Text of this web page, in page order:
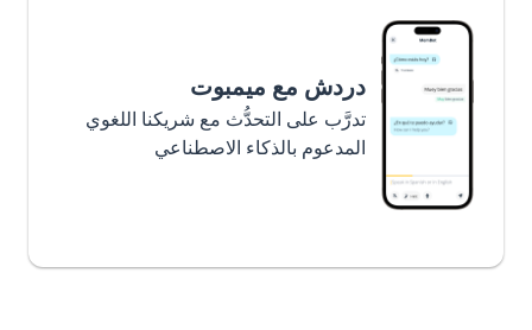
دردش مع ميمبوت
تدرَّب على التحدُّث مع شريكنا اللغوي
المدعوم بالذكاء الاصطناعي